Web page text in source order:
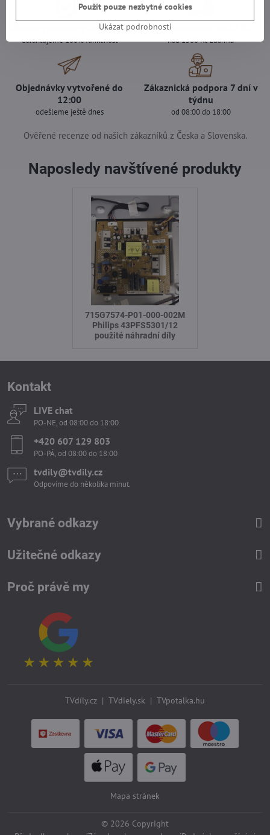
Všechny produkty testujeme
Garantujeme 100% funkčnost
Doprava pouze za 89 Kč
nad 1500 Kč zdarma
Objednávky vytvořené do
12:00
odešleme ještě dnes
Zákaznická podpora 7 dní v
týdnu
od 08:00 do 18:00
Ověřené recenze od našich zákazníků z Česka a Slovenska.
Naposledy navštívené produkty
715G7574-P01-000-002M
Philips 43PFS5301/12
použité náhradní díly
Kontakt
LIVE chat
PO-NE, od 08:00 do 18:00
+420 607 129 803
PO-PÁ, od 08:00 do 18:00
tvdily​@tvdily​.cz
Odpovíme do několika minut.
Vybrané odkazy
Užitečné odkazy
Proč právě my
TVdíly.cz | TVdiely.sk | TVpotalka.hu
Mapa stránek
© 2026 Copyright
Ukázat podrobnosti
Použít pouze nezbytné cookies